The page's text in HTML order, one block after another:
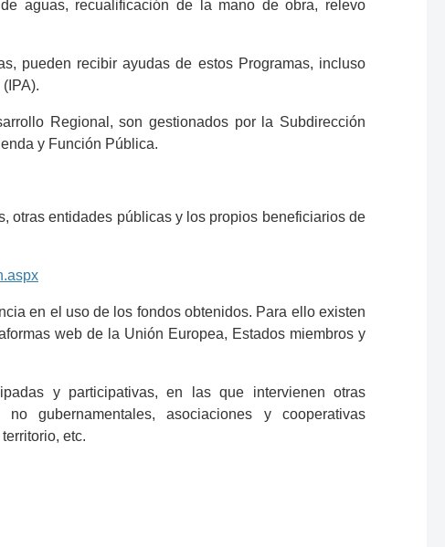
aguas, recualificación de la mano de obra, relevo
pueden recibir ayudas de estos Programas, incluso
Regional, son gestionados por la Subdirección
y Función Pública.
otras entidades públicas y los propios beneficiarios de
en el uso de los fondos obtenidos. Para ello existen
web de la Unión Europea, Estados miembros y
y participativas, en las que intervienen otras
gubernamentales, asociaciones y cooperativas
etc.